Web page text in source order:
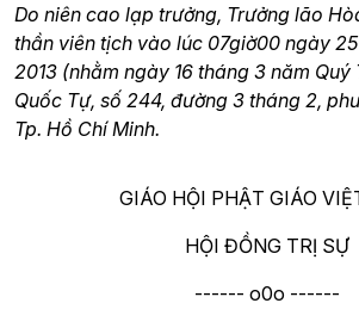
Do niên cao lạp trưởng, Trưởng lão
thần viên tịch vào lúc 07giờ00 ngày
2013 (nhằm ngày 16 tháng 3 năm Quý
Quốc Tự, số 244, đường 3 tháng 2,
Tp. Hồ Chí Minh.
GIÁO HỘI PHẬT GIÁO
HỘI ĐỒNG TRỊ SỰ
------ o0o ------